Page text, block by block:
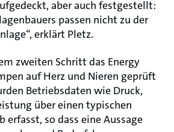
aber auch festgestellt:
passen nicht zu der
erklärt Pletz.
zweiten Schritt das Energy
auf Herz und Nieren geprüft
Betriebsdaten wie Druck,
über einen typischen
erfasst, so dass eine Aussage